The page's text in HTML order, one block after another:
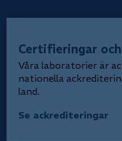
Certifieringar
Våra laboratorier är
nationella
land.
Se ackrediteringar